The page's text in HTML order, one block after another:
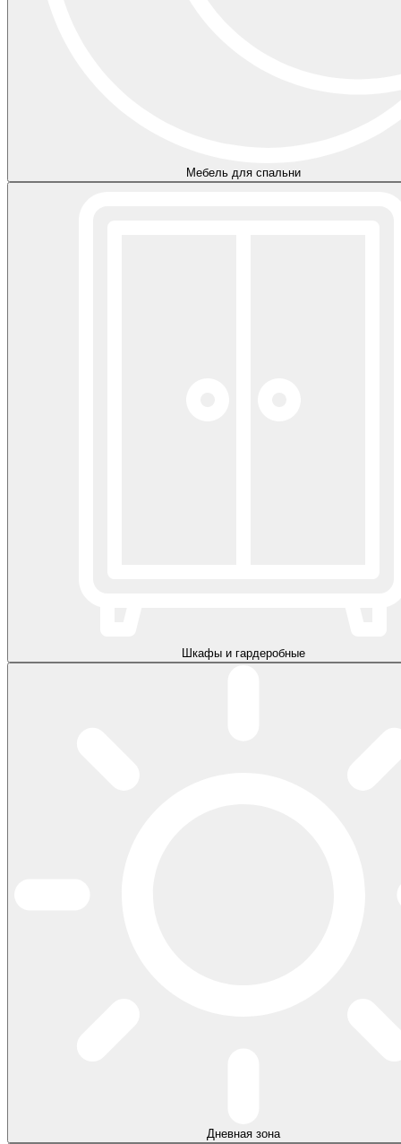
Мебель для спальни
Шкафы и гардеробные
Дневная зона